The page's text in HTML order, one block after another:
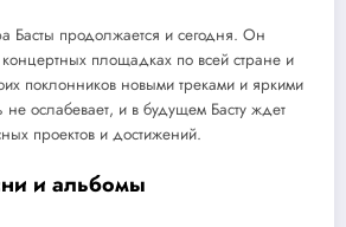
Басты продолжается и сегодня. Он
концертных площадках по всей стране и
поклонников новыми треками и яркими
не ослабевает, и в будущем Басту ждет
проектов и достижений.
и альбомы